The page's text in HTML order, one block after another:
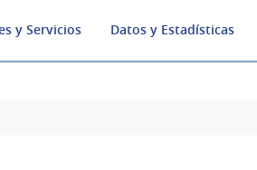
y Servicios Datos y Estadísticas